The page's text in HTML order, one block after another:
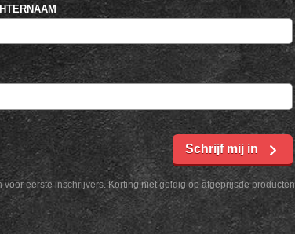
voor eerste inschrijvers. Korting niet geldig op afgeprijsde producten
Schrijf mij in